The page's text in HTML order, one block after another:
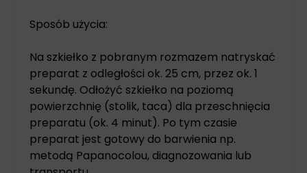
Sposób użycia:
Na szkiełko z pobranym rozmazem natryskać
preparat z odległości ok. 25 cm, przez ok. 1
sekundę. Odłożyć szkiełko na poziomą
powierzchnię (stolik, taca) dla przeschnięcia
preparatu (ok. 4 minut). Po tym czasie
preparat jest gotowy do barwienia np.
metodą Papanocolou, diagnozowania lub